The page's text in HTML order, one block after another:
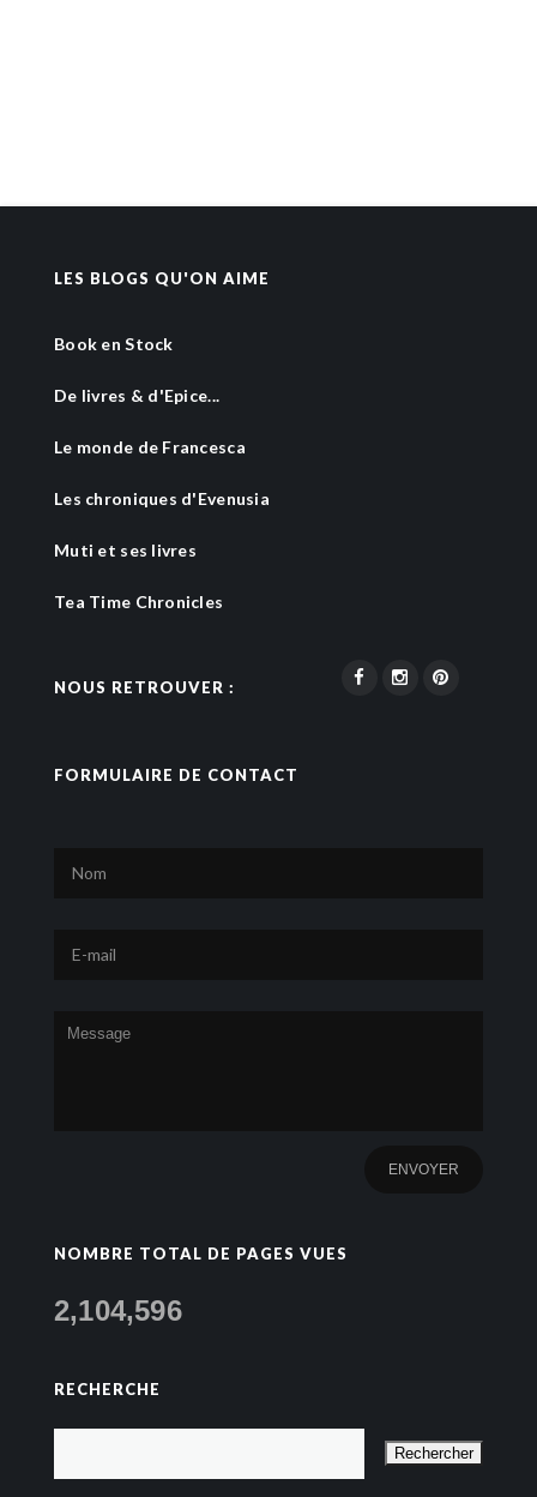
LES BLOGS QU'ON AIME
Book en Stock
De livres & d'Epice...
Le monde de Francesca
Les chroniques d'Evenusia
Muti et ses livres
Tea Time Chronicles
NOUS RETROUVER :
FORMULAIRE DE CONTACT
NOMBRE TOTAL DE PAGES VUES
2,104,596
RECHERCHE